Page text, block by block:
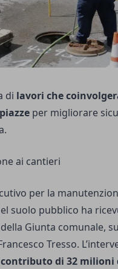
di lavori che
per migliorare
ai cantieri
per la
suolo pubblico ha
Giunta comunale,
Tresso.
di 32 milioni